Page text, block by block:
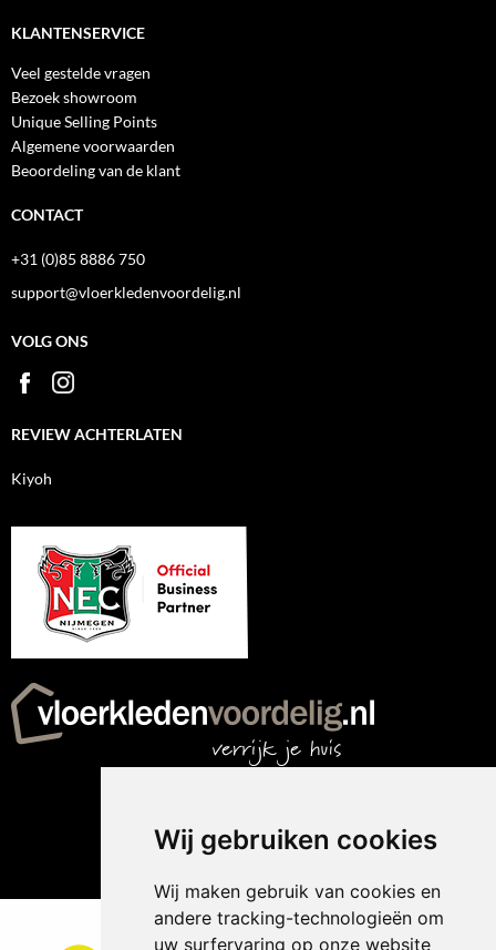
Wij gebruiken cookies
Wij maken gebruik van cookies en
andere tracking-technologieën om
uw surfervaring op onze website
KLANTENSERVICE
Veel gestelde vragen
Bezoek showroom
Unique Selling Points
Algemene voorwaarden
Beoordeling van de klant
CONTACT
+31 (0)85 8886 750
support@vloerkledenvoordelig.nl
VOLG ONS
REVIEW ACHTERLATEN
Kiyoh